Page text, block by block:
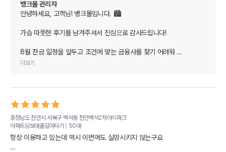
뱅크몰 관리자
안녕하세요, 고객님! 뱅크몰입니다. 🏙️
가슴 따뜻한 후기를 남겨주셔서 진심으로 감사드립니다!
8월 잔금 일정을 앞두고 조건에 맞는 금융사를 찾기 어려워
마음고생도 많으시고 참 속상하셨을 텐데, 뱅크몰을 통해 딱 맞는
도움이 되어 드릴 수 있어 큰 보람을 느낍니다. 🗝️
앞으로도 금융 관련 고민이나 도움이 필요한 순간이 오면 언제든
뱅크몰을 편하게 찾아주세요. 늘 고객님의 든든한 지원군이
되어드리겠습니다.
더보기
충청남도 천안시 서북구 백석동천안백석2차아이파크
아파트담보대출갈아타기 |
50대
항상 이용하고 있는데 역시 이번에도 실망시키지 않는구요